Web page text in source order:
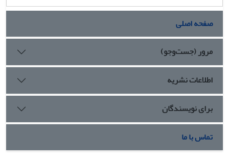
صفحه اصلی
مرور (جست‌وجو)
اطلاعات نشریه
برای نویسندگان
تماس با ما